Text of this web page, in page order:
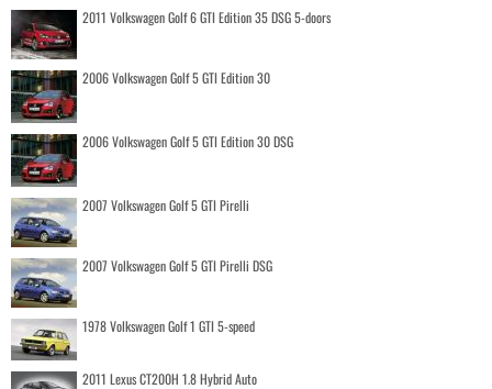
2011 Volkswagen Golf 6 GTI Edition 35 DSG 5-doors
2006 Volkswagen Golf 5 GTI Edition 30
2006 Volkswagen Golf 5 GTI Edition 30 DSG
2007 Volkswagen Golf 5 GTI Pirelli
2007 Volkswagen Golf 5 GTI Pirelli DSG
1978 Volkswagen Golf 1 GTI 5-speed
2011 Lexus CT200H 1.8 Hybrid Auto